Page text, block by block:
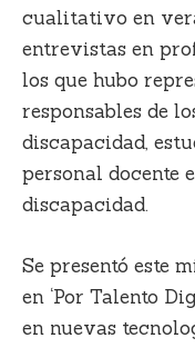
cualitativo en
entrevistas en
los que hubo
responsables de
discapacidad,
personal docente
discapacidad.
Se presentó este
en ‘Por Talento
en nuevas